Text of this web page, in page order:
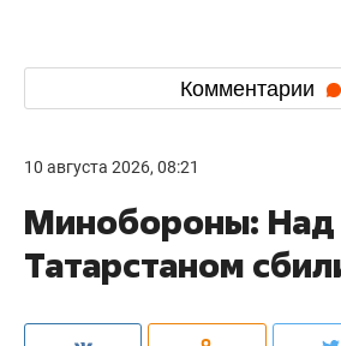
Комментарии
10 августа 2026, 08:21
Минобороны: Над
Татарстаном